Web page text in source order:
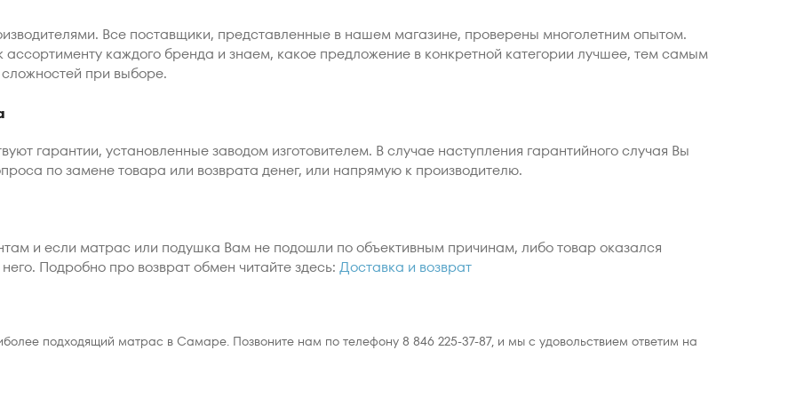
Все поставщики, представленные в нашем магазине, проверены многолетним опытом.
ассортименту каждого бренда и знаем, какое предложение в конкретной категории лучшее, тем самым
при выборе.
гарантии, установленные заводом изготовителем. В случае наступления гарантийного случая Вы
по замене товара или возврата денег, или напрямую к производителю.
и если матрас или подушка Вам не подошли по объективным причинам, либо товар оказался
Подробно про возврат обмен читайте здесь: Доставка и возврат
подходящий матрас в Самаре. Позвоните нам по телефону 8 846 225-37-87, и мы с удовольствием ответим на